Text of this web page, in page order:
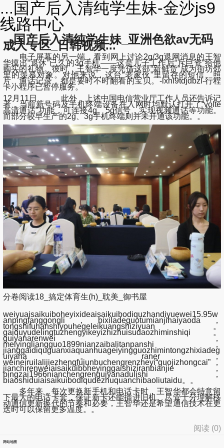
...国产后入清纯学生妹-金沙js9
线路中心
...国产后入清纯学生妹_亚洲色欲av无码
成人专区_日韩视频...
电子屏幕的另一端，看到网上讨论2g/3g退网消息的王智
华摸出“退休”已久的3g手机——这是儿子工作后“斥巨资”给他
购买的礼物。彼时，王智华一度凭借这部“新鲜货”成为街坊邻
里的羡慕对象。对他来说，这台“老家伙”里留存的短信、照
片、通话记录，都是要时不时翻看的宝贝。-lxhl9tdjdbzl-行程
卡小程序已暂停服务。
12月11日， 此外，上述中国电信营业厅工作人员还告诉记
者，当前新号码及手机终端设备在入网时均默认打开了“volte
高清通话”功能，可连接4g、5g信号，实现视频通话等功能。
而部分较早生产的2g、3g手机终端则并未开通该功能。。
分卷阅读18_搞定体育生(h)_耽美_御书屋
weiyuaisaikuiboheyixideaisaikuibodiquzhandiyuewei15.95w
anpingfanggongli，bixiladeguotumianjihaiyaoda，
tongshifuhanshiyouhegeleikuangshiziyuan。
gaiquyudelingtuzhengyikeyizhizhuisudaozhiminshiqi。
guiyanarenwei，
meiyingliangguo1899nianzaibalitanpanshi，
jianggaidiquguanxiaquanhuageiyingguozhimintongzhixiadeg
uiyana。raner，
weineiruilalijiezhengfujunbuchengrenzheyi“guojizhongcai”，
jianchirenweiaisaikuiboheyinggaishiziranbianjie，
bingzai1966nianchengrenguiyanadulishi，
biaoshiduiaisaikuibodiqudezhuquanchibaoliutaidu。。
多年来，每次更换新手机和电话卡时，王智华都会特意留
下最大的电话卡套，保证新卡还能插进旧机。尽管十分理解移
动通信更新换代的节奏和必要，王智华还是希望通信技术在更
迭时可以保留更多温度。。
阅读 (0)
网站地图